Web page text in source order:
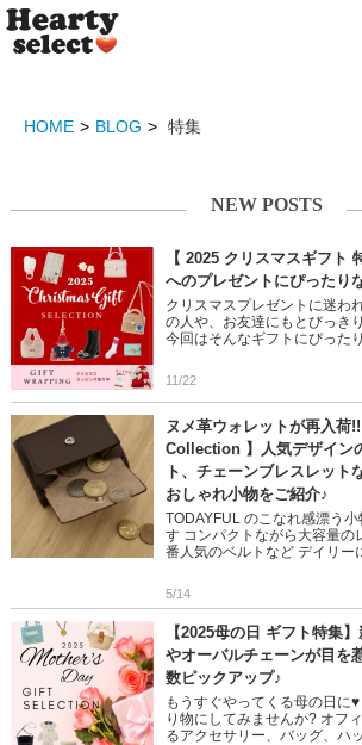
HOME BLOG 特集
NEW POSTS
【 2025 クリスマスギフト
へのプレゼントにぴったり
クリスマスプレゼントに迷わ
の人や、お友達にもとびっき
今回はそんなギフトにぴった
マスギフト特集 […]
11/22
ヌメ革ウォレットが再入荷
Collection 】人気デザイン
ト、チェーンブレスレット
おしゃれ小物をご紹介♪
TODAYFUL のこなれ感漂う
す コンパクトながら大容量の
番人気のベルトなど デイリー
テムばかり◎ […]
5/14
【2025母の日 ギフト特集
やオーバルチェーンが目を
数ピックアップ♪
もうすぐやってくる母の日に
り物にしてみませんか? オフ
るアクセサリー、バッグ、ハ